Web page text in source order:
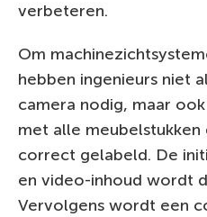
verbeteren.
Om
hebben ingenieurs niet
camera nodig, maar ook
met alle
correct gelabeld. De
en video-inhoud wordt
Vervolgens wordt een